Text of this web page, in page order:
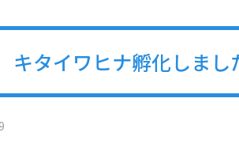
タイワヒナ孵化しまし